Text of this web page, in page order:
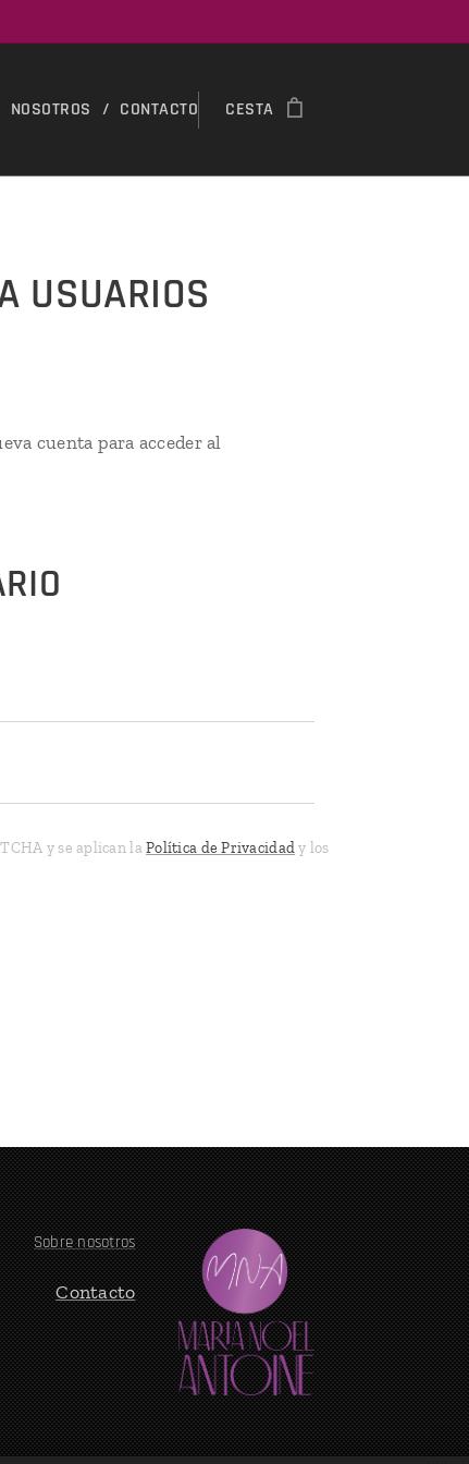
NOSOTROS CONTACTO CESTA
USUARIOS
cuenta para acceder al
y se aplican laPolítica de Privacidady los
Sobre nosotros
Contacto